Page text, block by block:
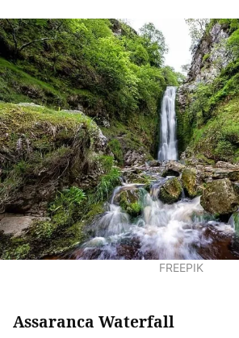
FREEPIK
Assaranca Waterfall